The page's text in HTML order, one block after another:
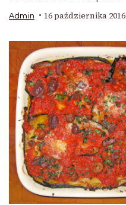
Admin 16 października 2016